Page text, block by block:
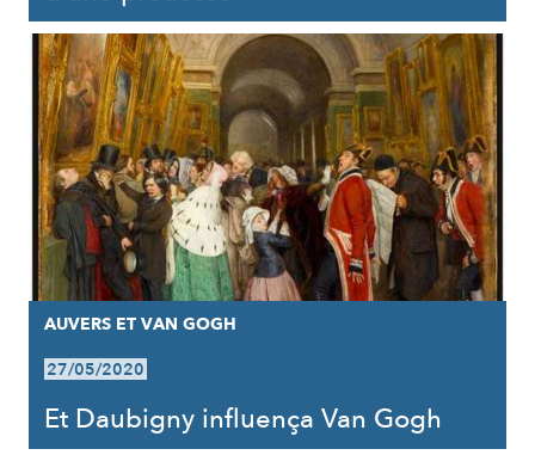
AUVERS ET VAN GOGH
27/05/2020
Et Daubigny influença Van Gogh